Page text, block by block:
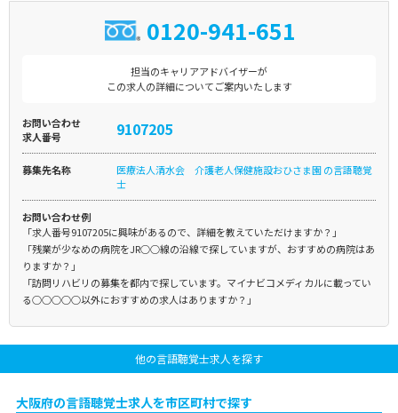
0120-941-651
担当のキャリアアドバイザーが
この求人の詳細についてご案内いたします
お問い合わせ
求人番号
9107205
募集先名称
医療法人清水会 介護老人保健施設おひさま園 の言語聴覚
士
お問い合わせ例
「求人番号9107205に興味があるので、詳細を教えていただけますか？」
「残業が少なめの病院をJR○○線の沿線で探していますが、おすすめの病院はあ
りますか？」
「訪問リハビリの募集を都内で探しています。マイナビコメディカルに載ってい
る○○○○○以外におすすめの求人はありますか？」
他の言語聴覚士求人を探す
大阪府の言語聴覚士求人を市区町村で探す